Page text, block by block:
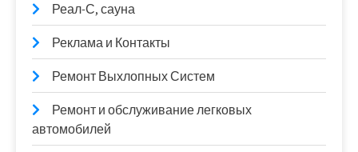
Реал-С, сауна
Реклама и Контакты
Ремонт Выхлопных Систем
Ремонт и обслуживание легковых
автомобилей